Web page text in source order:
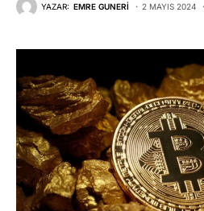
YAZAR: EMRE GUNERI 2 MAYIS 2024